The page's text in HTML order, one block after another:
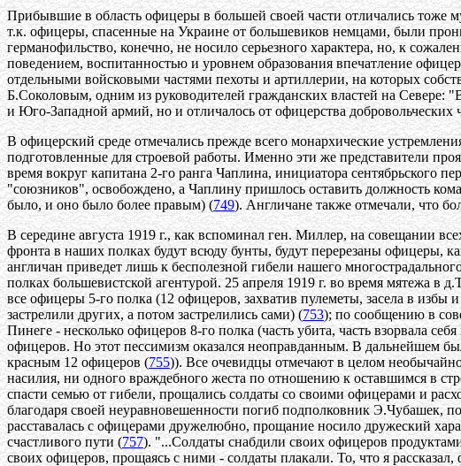
Прибывшие в область офицеры в большей своей части отличались
т.к. офицеры, спасенные на Украине от большевиков немцами, были
германофильство, конечно, не носило серьезного характера, но, к
поведением, воспитанностью и уровнем образования впечатление
отдельными войсковыми частями пехоты и артиллерии, на которых
Б.Соколовым, одним из руководителей гражданских властей на Севере:
и Юго-Западной армий, но и отличалось от офицерства
В офицерский среде отмечались прежде всего монархические
подготовленные для строевой работы. Именно эти же представители
время вокруг капитана 2-го ранга Чаплина, инициатора сентябрьского
"союзников", освобождено, а Чаплину пришлось оставить должность
было, и оно было более правым) (749). Англичане также отмечали, что
В середине августа 1919 г., как вспоминал ген. Миллер, на совещании
фронта в наших полках будут всюду бунты, будут перерезаны офицеры,
англичан приведет лишь к бесполезной гибели нашего
полках большевистской агентурой. 25 апреля 1919 г. во время мятежа в
все офицеры 5-го полка (12 офицеров, захватив пулеметы, засела в
застрелили других, а потом застрелились сами) (753); по сообщению в
Пинеге - несколько офицеров 8-го полка (часть убита, часть взорвала
офицеров. Но этот пессимизм оказался неоправданным. В дальнейшем
красным 12 офицеров (755)). Все очевидцы отмечают в целом
насилия, ни одного враждебного жеста по отношению к оставшимся в
спасти семью от гибели, прощались солдаты со своими офицерами и
благодаря своей неуравновешенности погиб подполковник Э.Чубашек,
расставалась с офицерами дружелюбно, прощание носило дружеский
счастливого пути (757). "...Солдаты снабдили своих офицеров
своих офицеров, прощаясь с ними - солдаты плакали. То, что я